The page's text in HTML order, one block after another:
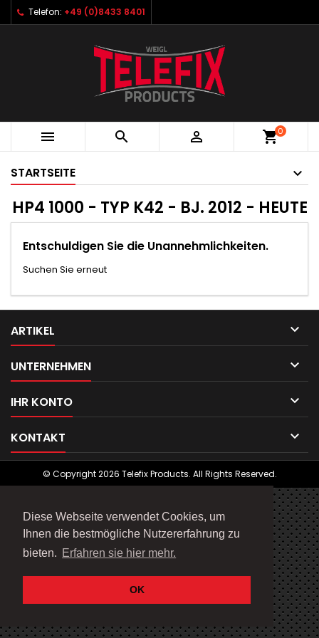
Diese Webseite verwendet Cookies, um
Ihnen die bestmögliche Nutzererfahrung zu
bieten. Erfahren sie hier mehr.
OK
Telefon: +49 (0)8433 8401
   shopping_cart0
STARTSEITE
HP4 1000 - TYP K42 - BJ. 2012 - HEUTE
Entschuldigen Sie die Unannehmlichkeiten.
Suchen Sie erneut
ARTIKEL 
UNTERNEHMEN 
IHR KONTO 
KONTAKT 
© Copyright 2026 Telefix Products. All Rights Reserved.